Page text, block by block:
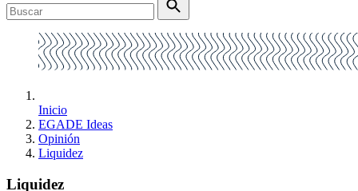
Inicio
EGADE Ideas
Opinión
Liquidez
Liquidez